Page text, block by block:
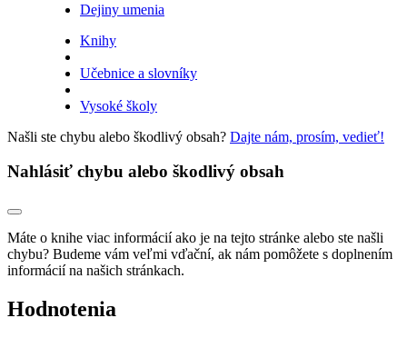
Dejiny umenia
Knihy
Učebnice a slovníky
Vysoké školy
Našli ste chybu alebo škodlivý obsah? Dajte nám, prosím, vedieť!
Nahlásiť chybu alebo škodlivý obsah
Máte o knihe viac informácií ako je na tejto stránke alebo ste našli
chybu? Budeme vám veľmi vďační, ak nám pomôžete s doplnením
informácií na našich stránkach.
Hodnotenia